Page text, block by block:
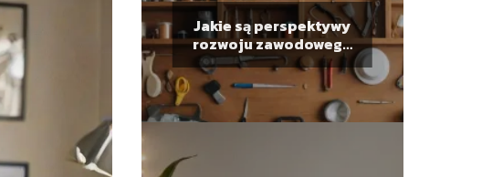
Jakie są perspektywy
rozwoju zawodowego
w różnych branżach?